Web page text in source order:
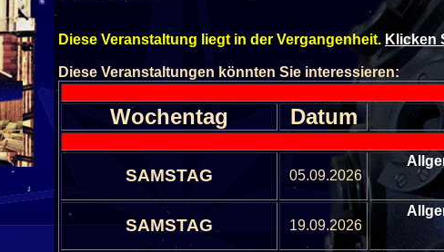
Diese Veranstaltung liegt in der Vergangenheit. Klicken
Diese Veranstaltungen könnten Sie interessieren:
Wochentag Datum
SAMSTAG 05.09.2026
SAMSTAG 19.09.2026